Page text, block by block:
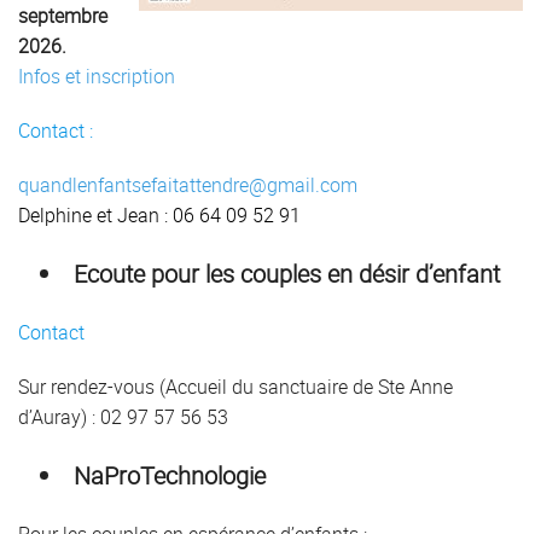
septembre
2026.
Infos et inscription
Contact :
quandlenfantsefaitattendre@gmail.com
Delphine et Jean : 06 64 09 52 91
Ecoute pour les couples en désir d’enfant
Contact
Sur rendez-vous (Accueil du sanctuaire de Ste Anne
d’Auray) : 02 97 57 56 53
NaProTechnologie